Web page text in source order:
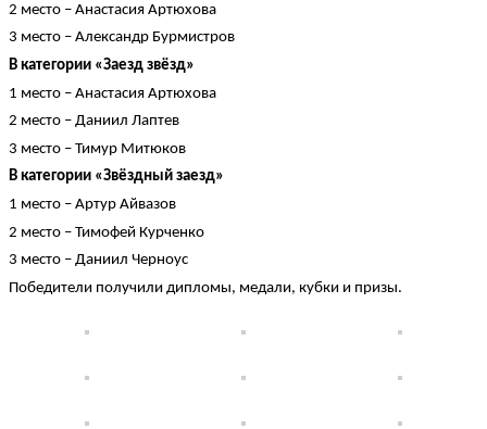
2 место – Анастасия Артюхова
3 место – Александр Бурмистров
В категории «Заезд звёзд»
1 место – Анастасия Артюхова
2 место – Даниил Лаптев
3 место – Тимур Митюков
В категории «Звёздный заезд»
1 место – Артур Айвазов
2 место – Тимофей Курченко
3 место – Даниил Черноус
Победители получили дипломы, медали, кубки и призы.